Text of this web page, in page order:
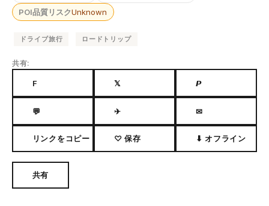
POI品質リスクUnknown
ドライブ旅行 ロードトリップ
共有:
F 𝕏 𝙋
💬 ✈ ✉
リンクをコピー ♡ 保存 ⬇ オフライン
共有